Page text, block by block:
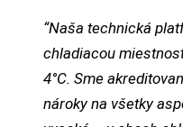
“Naša technická
chladiacou
4°C. Sme
nároky na všetky